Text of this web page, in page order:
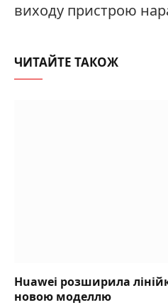
виходу пристрою
ЧИТАЙТЕ ТАКОЖ
Huawei розширила
новою моделлю